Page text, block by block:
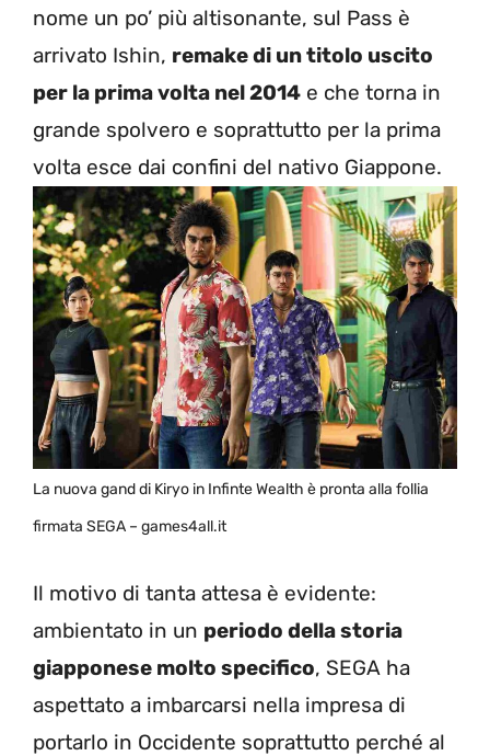
nome un po’ più altisonante, sul Pass è
arrivato Ishin, remake di un titolo uscito
per la prima volta nel 2014 e che torna in
grande spolvero e soprattutto per la prima
volta esce dai confini del nativo Giappone.
La nuova gand di Kiryo in Infinte Wealth è pronta alla follia
firmata SEGA – games4all.it
Il motivo di tanta attesa è evidente:
ambientato in un periodo della storia
giapponese molto specifico, SEGA ha
aspettato a imbarcarsi nella impresa di
portarlo in Occidente soprattutto perché al